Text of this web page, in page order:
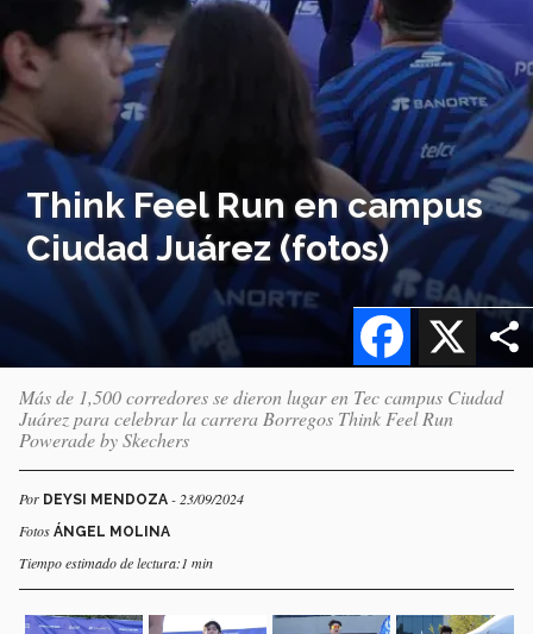
Think Feel Run en campus
Ciudad Juárez (fotos)
X
Facebook
Más de 1,500 corredores se dieron lugar en Tec campus Ciudad
Juárez para celebrar la carrera Borregos Think Feel Run
Powerade by Skechers
Por DEYSI MENDOZA - 23/09/2024
Fotos ÁNGEL MOLINA
Tiempo estimado de lectura:1 min